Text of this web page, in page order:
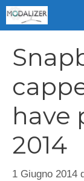
Vai
al
have
2014
1 Giugno 2014